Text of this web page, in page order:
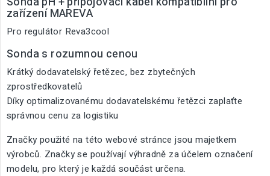
zařízení MAREVA
Pro regulátor Reva3cool
Sonda s rozumnou cenou
Krátký dodavatelský řetězec, bez zbytečných
zprostředkovatelů
Díky optimalizovanému dodavatelskému řetězci zaplaťte
správnou cenu za logistiku
Značky použité na této webové stránce jsou majetkem
výrobců. Značky se používají výhradně za účelem označení
modelu, pro který je každá součást určena.